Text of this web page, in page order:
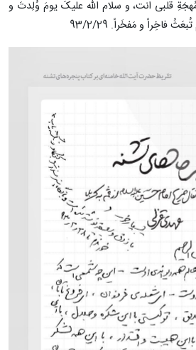
قلبى انت، و سلام الله علیکَ یومَ وُلِدتَ و
و مَفخَراً. 93/2/29